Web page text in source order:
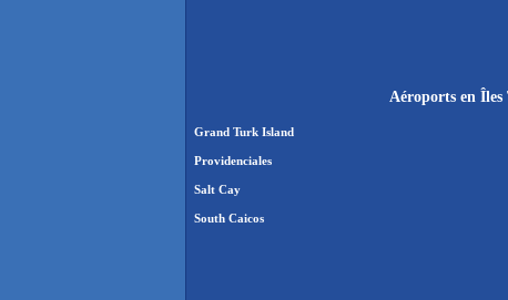
Aéroports en Îles
Grand Turk Island
Providenciales
Salt Cay
South Caicos